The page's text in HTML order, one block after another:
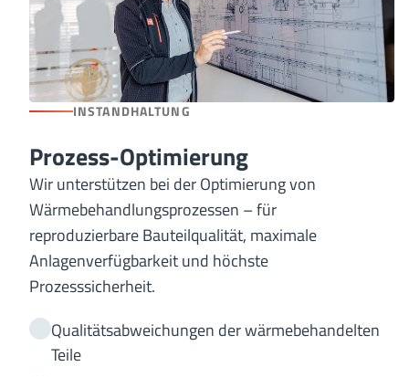
INSTANDHALTUNG
Prozess-Optimierung
Wir unterstützen bei der Optimierung von
Wärmebehandlungsprozessen – für
reproduzierbare Bauteilqualität, maximale
Anlagenverfügbarkeit und höchste
Prozesssicherheit.
Qualitätsabweichungen der wärmebehandelten
Teile